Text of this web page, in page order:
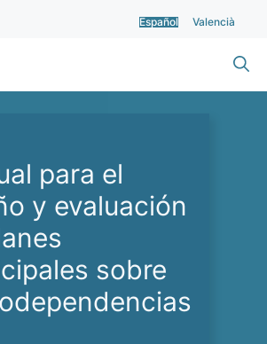
Español Valencià
para el
y evaluación
sobre